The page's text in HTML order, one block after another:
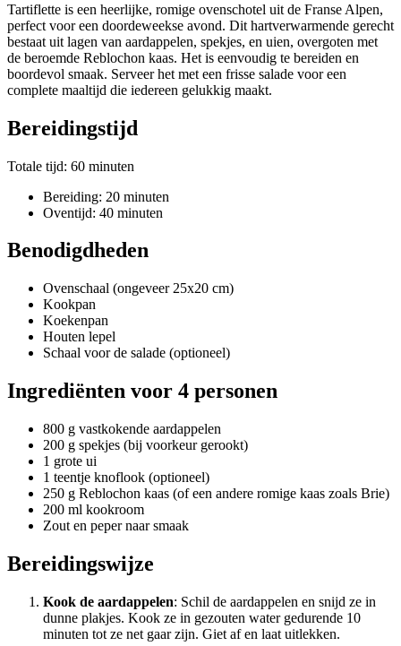
Tartiflette is een heerlijke, romige ovenschotel uit de Franse Alpen,
perfect voor een doordeweekse avond. Dit hartverwarmende gerecht
bestaat uit lagen van aardappelen, spekjes, en uien, overgoten met
de beroemde Reblochon kaas. Het is eenvoudig te bereiden en
boordevol smaak. Serveer het met een frisse salade voor een
complete maaltijd die iedereen gelukkig maakt.
Bereidingstijd
Totale tijd: 60 minuten
Bereiding: 20 minuten
Oventijd: 40 minuten
Benodigdheden
Ovenschaal (ongeveer 25x20 cm)
Kookpan
Koekenpan
Houten lepel
Schaal voor de salade (optioneel)
Ingrediënten voor 4 personen
800 g vastkokende aardappelen
200 g spekjes (bij voorkeur gerookt)
1 grote ui
1 teentje knoflook (optioneel)
250 g Reblochon kaas (of een andere romige kaas zoals Brie)
200 ml kookroom
Zout en peper naar smaak
Bereidingswijze
Kook de aardappelen: Schil de aardappelen en snijd ze in
dunne plakjes. Kook ze in gezouten water gedurende 10
minuten tot ze net gaar zijn. Giet af en laat uitlekken.